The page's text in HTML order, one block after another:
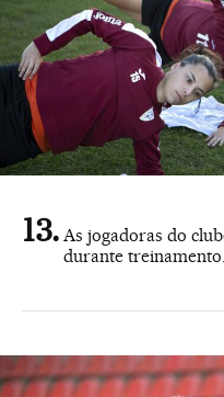
As jogadoras do
durante treinamento.